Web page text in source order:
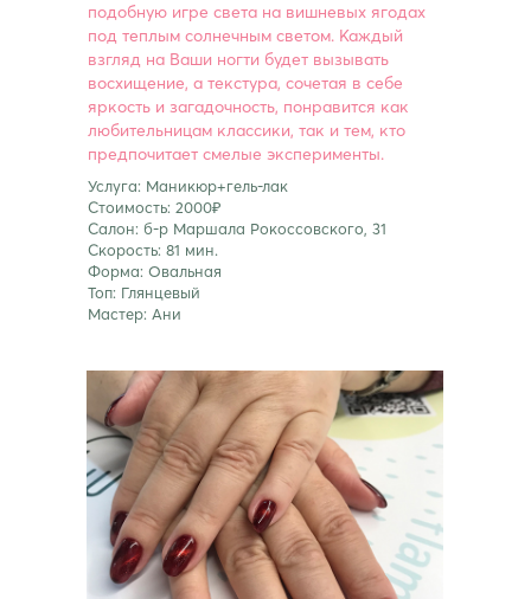
Услуга: Маникюр+гель-лак
Стоимость: 2000₽
Салон: б-р Маршала Рокоссовского, 31
Скорость: 81 мин.
Форма: Овальная
Топ: Глянцевый
Мастер: Ани
подобную игре света на вишневых ягодах
под теплым солнечным светом. Каждый
взгляд на Ваши ногти будет вызывать
восхищение, а текстура, сочетая в себе
яркость и загадочность, понравится как
любительницам классики, так и тем, кто
предпочитает смелые эксперименты.